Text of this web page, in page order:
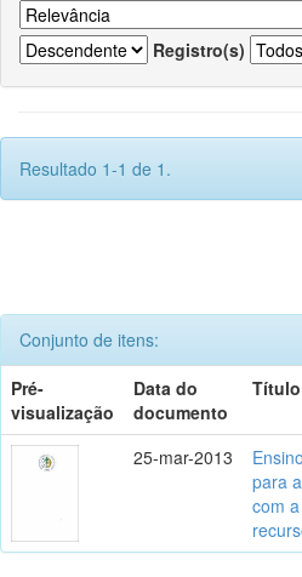
Registro(s)
Resultado 1-1 de 1.
Conjunto de itens:
Pré-
visualização
Data do
documento
Título
25-mar-2013
para
com